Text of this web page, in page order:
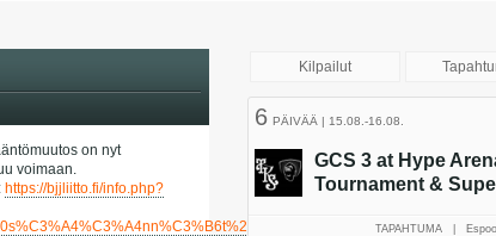
on nyt
voimaan.
https://bjjliitto.fi/info.php?